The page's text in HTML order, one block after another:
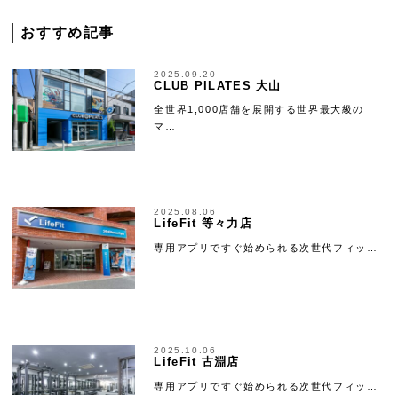
おすすめ記事
2025.09.20
CLUB PILATES 大山
全世界1,000店舗を展開する世界最大級の
マ…
2025.08.06
LifeFit 等々力店
専用アプリですぐ始められる次世代フィッ…
2025.10.06
LifeFit 古淵店
専用アプリですぐ始められる次世代フィッ…